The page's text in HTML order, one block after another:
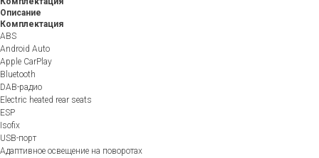
Описание
Комплектация
ABS
Android Auto
Apple CarPlay
Bluetooth
DAB-радио
Electric heated rear seats
ESP
Isofix
USB-порт
Адаптивное освещение на поворотах